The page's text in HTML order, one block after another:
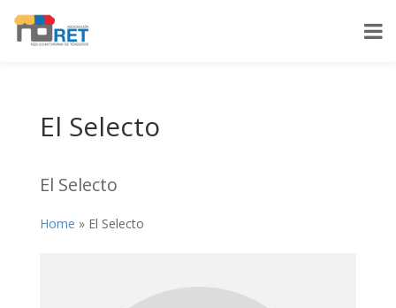
El Selecto
El Selecto
Home » El Selecto